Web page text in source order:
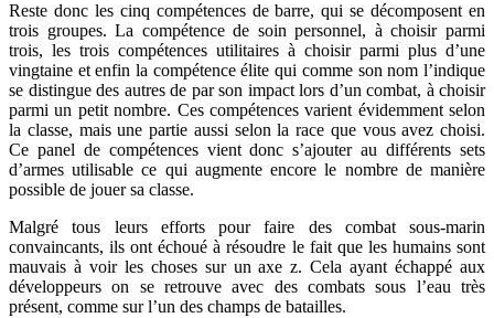
Reste donc les cinq compétences de barre, qui se décomposent en
trois groupes. La compétence de soin personnel, à choisir parmi
trois, les trois compétences utilitaires à choisir parmi plus d’une
vingtaine et enfin la compétence élite qui comme son nom l’indique
se distingue des autres de par son impact lors d’un combat, à choisir
parmi un petit nombre. Ces compétences varient évidemment selon
la classe, mais une partie aussi selon la race que vous avez choisi.
Ce panel de compétences vient donc s’ajouter au différents sets
d’armes utilisable ce qui augmente encore le nombre de manière
possible de jouer sa classe.
Malgré tous leurs efforts pour faire des combat sous-marin
convaincants, ils ont échoué à résoudre le fait que les humains sont
mauvais à voir les choses sur un axe z. Cela ayant échappé aux
développeurs on se retrouve avec des combats sous l’eau très
présent, comme sur l’un des champs de batailles.